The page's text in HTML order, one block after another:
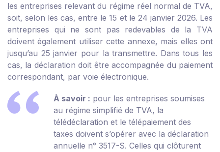
les entreprises relevant du régime réel normal de TVA,
soit, selon les cas, entre le 15 et le 24 janvier 2026. Les
entreprises qui ne sont pas redevables de la TVA
doivent également utiliser cette annexe, mais elles ont
jusqu’au 25 janvier pour la transmettre. Dans tous les
cas, la déclaration doit être accompagnée du paiement
correspondant, par voie électronique.
À savoir : pour les entreprises soumises
au régime simplifié de TVA, la
télédéclaration et le télépaiement des
taxes doivent s’opérer avec la déclaration
annuelle n° 3517-S. Celles qui clôturent